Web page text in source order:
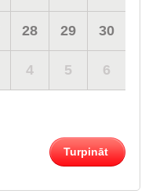
28 29 30
4 5 6
Turpināt